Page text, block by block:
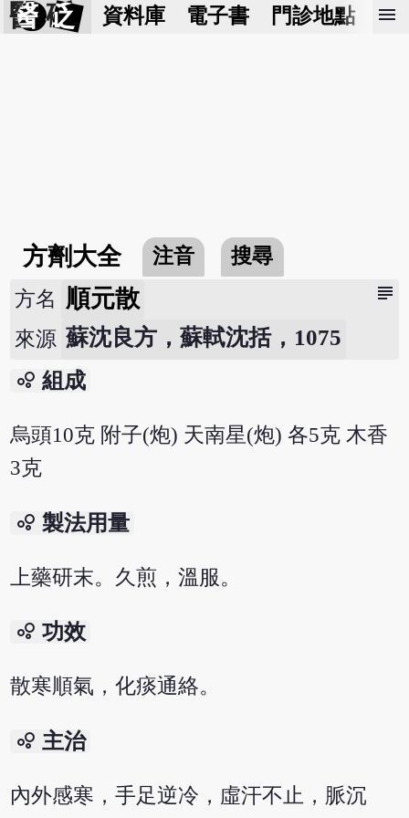
醫 砭 資料庫 電子書 門診地點 預
menu
方劑大全 注音 搜尋
subject
方名 順元散
來源 蘇沈良方，蘇軾沈括，1075
bubble_chart 組成
烏頭10克 附子(炮) 天南星(炮) 各5克 木香
3克
bubble_chart 製法用量
上藥研末。久煎，溫服。
bubble_chart 功效
散寒順氣，化痰通絡。
bubble_chart 主治
內外感寒，手足逆冷，虛汗不止，脈沉